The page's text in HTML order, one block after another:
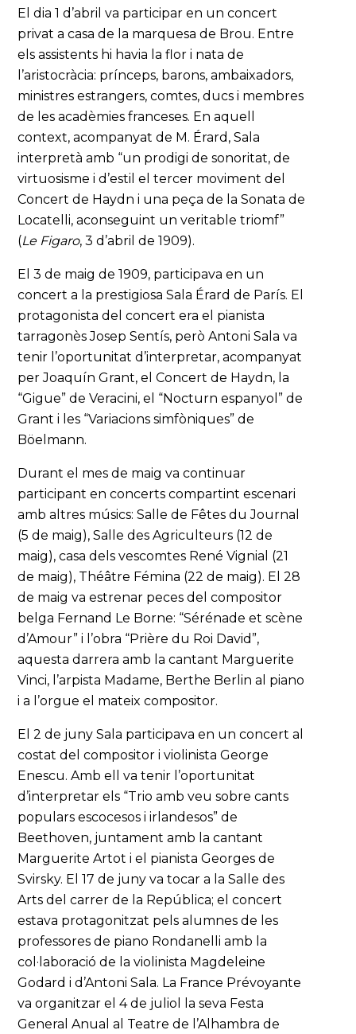
El dia 1 d’abril va participar en un concert
privat a casa de la marquesa de Brou. Entre
els assistents hi havia la flor i nata de
l’aristocràcia: prínceps, barons, ambaixadors,
ministres estrangers, comtes, ducs i membres
de les acadèmies franceses. En aquell
context, acompanyat de M. Érard, Sala
interpretà amb “un prodigi de sonoritat, de
virtuosisme i d’estil el tercer moviment del
Concert de Haydn i una peça de la Sonata de
Locatelli, aconseguint un veritable triomf”
(Le Figaro, 3 d’abril de 1909).
El 3 de maig de 1909, participava en un
concert a la prestigiosa Sala Érard de París. El
protagonista del concert era el pianista
tarragonès Josep Sentís, però Antoni Sala va
tenir l’oportunitat d’interpretar, acompanyat
per Joaquín Grant, el Concert de Haydn, la
“Gigue” de Veracini, el “Nocturn espanyol” de
Grant i les “Variacions simfòniques” de
Böelmann.
Durant el mes de maig va continuar
participant en concerts compartint escenari
amb altres músics: Salle de Fêtes du Journal
(5 de maig), Salle des Agriculteurs (12 de
maig), casa dels vescomtes René Vignial (21
de maig), Théâtre Fémina (22 de maig). El 28
de maig va estrenar peces del compositor
belga Fernand Le Borne: “Sérénade et scène
d’Amour” i l’obra “Prière du Roi David”,
aquesta darrera amb la cantant Marguerite
Vinci, l’arpista Madame, Berthe Berlin al piano
i a l’orgue el mateix compositor.
El 2 de juny Sala participava en un concert al
costat del compositor i violinista George
Enescu. Amb ell va tenir l’oportunitat
d’interpretar els “Trio amb veu sobre cants
populars escocesos i irlandesos” de
Beethoven, juntament amb la cantant
Marguerite Artot i el pianista Georges de
Svirsky. El 17 de juny va tocar a la Salle des
Arts del carrer de la República; el concert
estava protagonitzat pels alumnes de les
professores de piano Rondanelli amb la
col·laboració de la violinista Magdeleine
Godard i d’Antoni Sala. La France Prévoyante
va organitzar el 4 de juliol la seva Festa
General Anual al Teatre de l’Alhambra de